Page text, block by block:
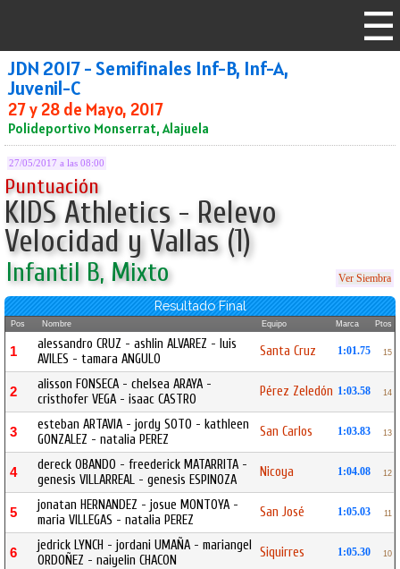
JDN 2017 - Semifinales Inf-B, Inf-A,
Juvenil-C
27 y 28 de Mayo, 2017
Polideportivo Monserrat, Alajuela
27/05/2017 a las 08:00
Puntuación
KIDS Athletics - Relevo
Velocidad y Vallas (1)
Infantil B, Mixto Ver Siembra
Resultado Final
Pos Nombre Equipo Marca Ptos
1
alessandro CRUZ - ashlin ALVAREZ - luis
AVILES - tamara ANGULO
Santa Cruz 1:01.75 15
2
alisson FONSECA - chelsea ARAYA -
cristhofer VEGA - isaac CASTRO
Pérez Zeledón 1:03.58 14
3
esteban ARTAVIA - jordy SOTO - kathleen
GONZALEZ - natalia PEREZ
San Carlos 1:03.83 13
4
dereck OBANDO - freederick MATARRITA -
genesis VILLARREAL - genesis ESPINOZA
Nicoya 1:04.08 12
5
jonatan HERNANDEZ - josue MONTOYA -
maria VILLEGAS - natalia PEREZ
San José 1:05.03 11
6
jedrick LYNCH - jordani UMAÑA - mariangel
ORDOÑEZ - naiyelin CHACON
Siquirres 1:05.30 10